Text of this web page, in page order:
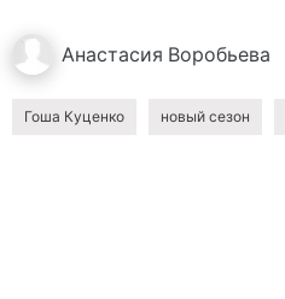
Анастасия Воробьева
Гоша Куценко новый сезон